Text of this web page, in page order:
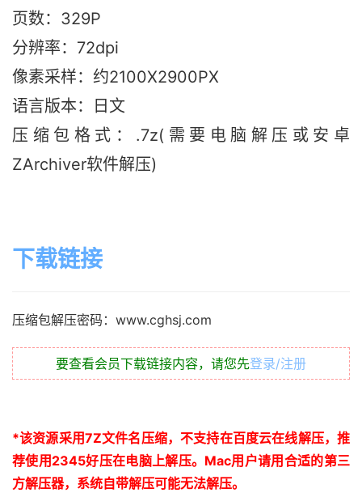
页数：329P
分辨率：72dpi
像素采样：约2100X2900PX
语言版本：日文
压缩包格式：.7z(需要电脑解压或安卓
ZArchiver软件解压)
下载链接
压缩包解压密码：www.cghsj.com
要查看会员下载链接内容，请您先登录/注册
*该资源采用7Z文件名压缩，不支持在百度云在线解压，推
荐使用2345好压在电脑上解压。 Mac用户请用合适的第三
方解压器，系统自带解压可能无法解压。